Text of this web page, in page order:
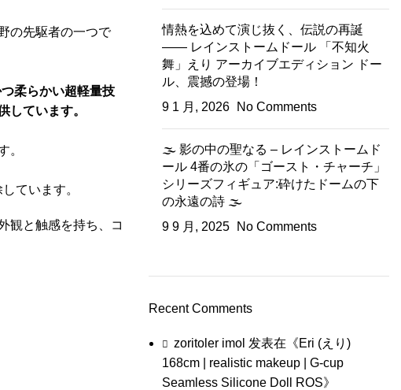
の先駆者の一つで
柔らかい超軽量技
しています。
。
ています。
観と触感を持ち、コ
情熱を込めて演じ抜く、伝説の再誕
—— レインストームドール 「不知火
舞」えり アーカイブエディション ドー
ル、震撼の登場！
9 1 月, 2026
No Comments
🌫️ 影の中の聖なる – レインストームド
ール 4番の氷の「ゴースト・チャーチ」
シリーズフィギュア:砕けたドームの下
の永遠の詩 🌫️
9 9 月, 2025
No Comments
Recent Comments
zoritoler imol 发表在《Eri (えり)
168cm | realistic makeup | G-cup
Seamless Silicone Doll ROS》